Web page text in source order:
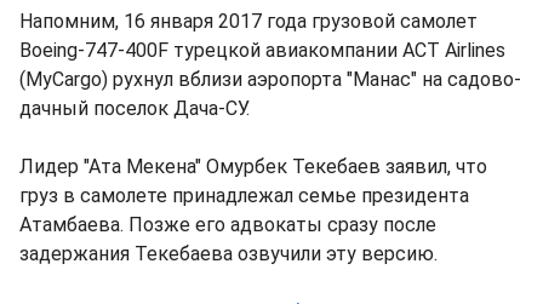
Напомним, 16 января 2017 года грузовой самолет
Boeing-747-400F турецкой авиакомпании ACT Airlines
(MyCargo) рухнул вблизи аэропорта "Манас" на садово-
дачный поселок Дача-СУ.
Лидер "Ата Мекена" Омурбек Текебаев заявил, что
груз в самолете принадлежал семье президента
Атамбаева. Позже его адвокаты сразу после
задержания Текебаева озвучили эту версию.